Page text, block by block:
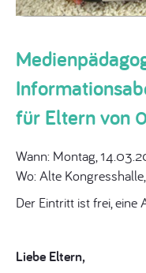
für Eltern von
Wann: Montag,
Wo: Alte
Der Eintritt ist frei,
Liebe Eltern,